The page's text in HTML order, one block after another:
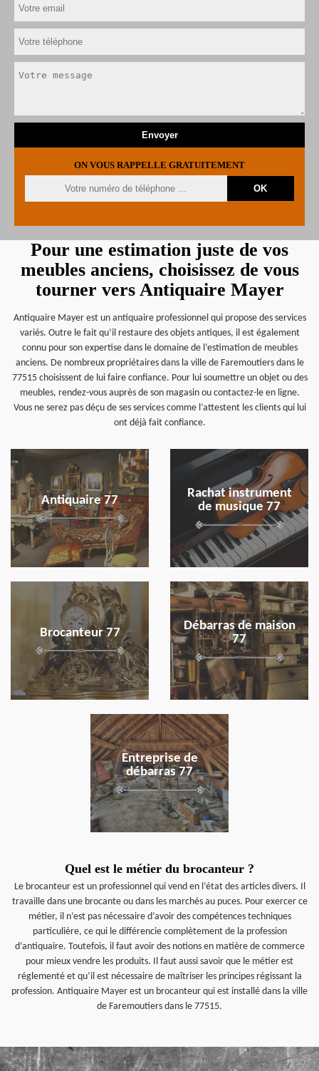
ON VOUS RAPPELLE GRATUITEMENT
Pour une estimation juste de vos
meubles anciens, choisissez de vous
tourner vers Antiquaire Mayer
Antiquaire Mayer est un antiquaire professionnel qui propose des services
variés. Outre le fait qu’il restaure des objets antiques, il est également
connu pour son expertise dans le domaine de l’estimation de meubles
anciens. De nombreux propriétaires dans la ville de Faremoutiers dans le
77515 choisissent de lui faire confiance. Pour lui soumettre un objet ou des
meubles, rendez-vous auprès de son magasin ou contactez-le en ligne.
Vous ne serez pas déçu de ses services comme l’attestent les clients qui lui
ont déjà fait confiance.
Antiquaire 77
en savoir plus
Rachat instrument
de musique 77
en savoir plus
Brocanteur 77
en savoir plus
Débarras de maison
77
en savoir plus
Entreprise de
débarras 77
en savoir plus
Quel est le métier du brocanteur ?
Le brocanteur est un professionnel qui vend en l’état des articles divers. Il
travaille dans une brocante ou dans les marchés au puces. Pour exercer ce
métier, il n’est pas nécessaire d’avoir des compétences techniques
particulière, ce qui le différencie complètement de la profession
d’antiquaire. Toutefois, il faut avoir des notions en matière de commerce
pour mieux vendre les produits. Il faut aussi savoir que le métier est
réglementé et qu’il est nécessaire de maîtriser les principes régissant la
profession. Antiquaire Mayer est un brocanteur qui est installé dans la ville
de Faremoutiers dans le 77515.